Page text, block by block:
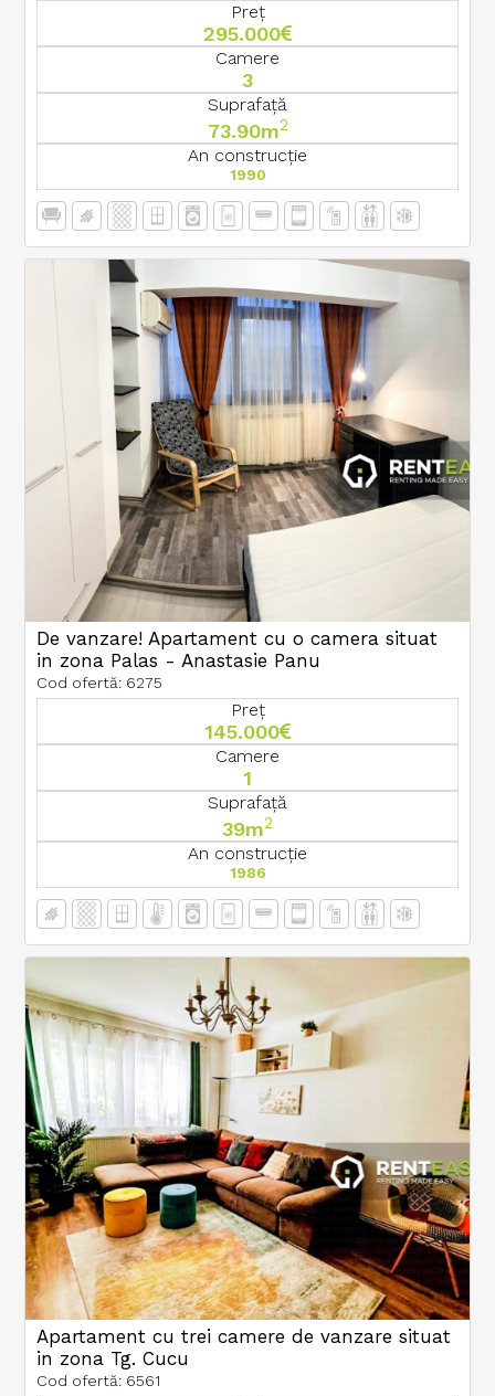
Preț
295.000
Camere
3
Suprafață
73.90m2
An construcție
1990
De vanzare! Apartament cu o camera situat
in zona Palas - Anastasie Panu
Cod ofertă: 6275
Preț
145.000
Camere
1
Suprafață
39m2
An construcție
1986
Apartament cu trei camere de vanzare situat
in zona Tg. Cucu
Cod ofertă: 6561